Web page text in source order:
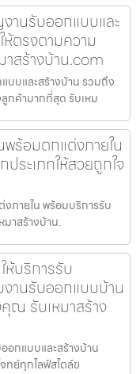
านรับออกแบบและ
ตรงตามความ
สร้างบ้าน.com
บบและสร้างบ้าน รวมถึง
กค้ามากที่สุด รับเหม
พร้อมตกแต่งภายใน
ระเภทให้สวยถูกใจ
ภายใน พร้อมบริการรับ
มาสร้างบ้าน.
บริการรับ
านรับออกแบบบ้าน
ณ รับเหมาสร้าง
อกแบบและสร้างบ้าน
ย์ทุกไลฟ์สไตล์ข